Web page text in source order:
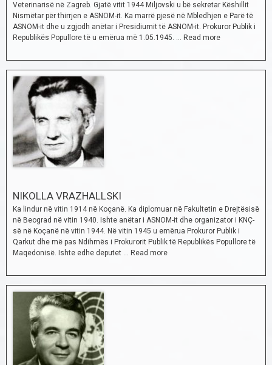
Veterinarisë në Zagreb. Gjatë vitit 1944 Miljovski u bë sekretar Këshillit
Nismëtar për thirrjen e ASNOM-it. Ka marrë pjesë në Mbledhjen e Parë të
ASNOM-it dhe u zgjodh anëtar i Presidiumit të ASNOM-it. Prokuror Publik i
Republikës Popullore të u emërua më 1.05.1945. … Read more
NIKOLLA VRAZHALLSKI
Ka lindur në vitin 1914 në Koçanë. Ka diplomuar në Fakultetin e Drejtësisë
në Beograd në vitin 1940. Ishte anëtar i ASNOM-it dhe organizator i KNÇ-
së në Koçanë në vitin 1944. Në vitin 1945 u emërua Prokuror Publik i
Qarkut dhe më pas Ndihmës i Prokurorit Publik të Republikës Popullore të
Maqedonisë. Ishte edhe deputet … Read more